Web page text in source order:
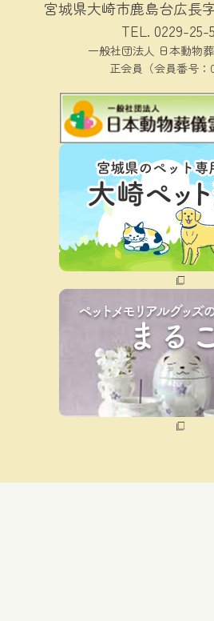
宮城県大崎市鹿島台広長
TEL. 0229-25-
一般社団法人 日本動物
正会員（会員番号：